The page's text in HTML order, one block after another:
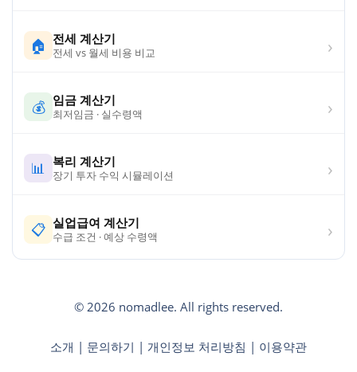
🏠 전세 계산기
전세 vs 월세 비용 비교 ›
💰 임금 계산기
최저임금 · 실수령액 ›
📊 복리 계산기
장기 투자 수익 시뮬레이션 ›
📋 실업급여 계산기
수급 조건 · 예상 수령액 ›
© 2026 nomadlee. All rights reserved.
소개 | 문의하기 | 개인정보 처리방침 | 이용약관